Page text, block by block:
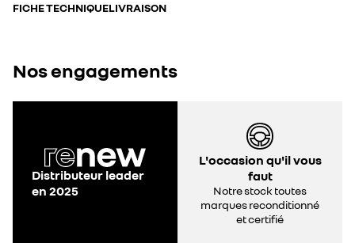
FICHE TECHNIQUELIVRAISON
Nos engagements
Distributeur leader
en 2025
L'occasion qu'il vous
faut
Notre stock toutes
marques reconditionné
et certifié